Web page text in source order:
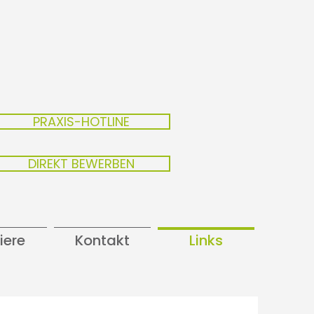
PRAXIS-HOTLINE
DIREKT BEWERBEN
Kontakt Links